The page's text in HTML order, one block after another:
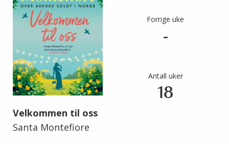
Velkommen til oss
Santa Montefiore
Forrige uke
-
Antall uker
18